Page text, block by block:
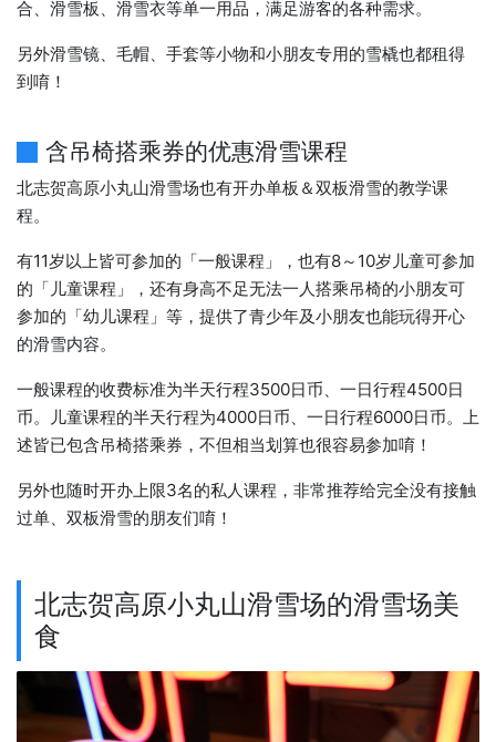
合、滑雪板、滑雪衣等单一用品，满足游客的各种需求。
另外滑雪镜、毛帽、手套等小物和小朋友专用的雪橇也都租得
到唷！
含吊椅搭乘券的优惠滑雪课程
北志贺高原小丸山滑雪场也有开办单板＆双板滑雪的教学课
程。
有11岁以上皆可参加的「一般课程」，也有8～10岁儿童可参加
的「儿童课程」，还有身高不足无法一人搭乘吊椅的小朋友可
参加的「幼儿课程」等，提供了青少年及小朋友也能玩得开心
的滑雪内容。
一般课程的收费标准为半天行程3500日币、一日行程4500日
币。儿童课程的半天行程为4000日币、一日行程6000日币。上
述皆已包含吊椅搭乘券，不但相当划算也很容易参加唷！
另外也随时开办上限3名的私人课程，非常推荐给完全没有接触
过单、双板滑雪的朋友们唷！
北志贺高原小丸山滑雪场的滑雪场美
食